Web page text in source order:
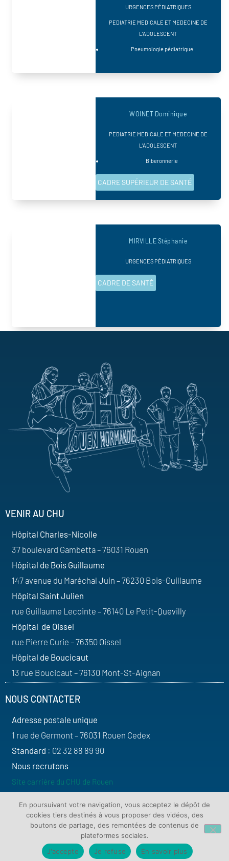
URGENCES PÉDIATRIQUES
PEDIATRIE MEDICALE ET MEDECINE DE
L’ADOLESCENT
Pneumologie pédiatrique
WOINET Dominique
PEDIATRIE MEDICALE ET MEDECINE DE
L’ADOLESCENT
Biberonnerie
CADRE SUPÉRIEUR DE SANTÉ
MIRVILLE Stéphanie
URGENCES PÉDIATRIQUES
CADRE DE SANTÉ
VENIR AU CHU
Hôpital Charles-Nicolle
37 boulevard Gambetta – 76031 Rouen
Hôpital de Bois Guillaume
147 avenue du Maréchal Juin – 76230 Bois-Guillaume
Hôpital Saint Julien
rue Guillaume Lecointe – 76140 Le Petit-Quevilly
Hôpital de Oissel
rue Pierre Curie – 76350 Oissel
Hôpital de Boucicaut
13 rue Boucicaut – 76130 Mont-St-Aignan
NOUS CONTACTER
Adresse postale unique
1 rue de Germont – 76031 Rouen Cedex
Standard : 02 32 88 89 90
Nous recrutons
Site carrière du CHU de Rouen
SUIVEZ-NOUS
Plan du siteMentions légales Protection de vos données
En poursuivant votre navigation, vous acceptez le dépôt de
cookies tiers destinés à vous proposer des vidéos, des
boutons de partage, des remontées de contenus de
plateformes sociales.
J'accepte
Je refuse En savoir plus